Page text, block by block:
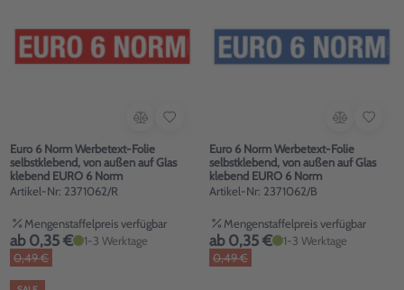
Euro 6 Norm Werbetext-Folie
selbstklebend, von außen auf Glas
klebend EURO 6 Norm
Artikel-Nr: 2371062/R
Mengenstaffelpreis verfügbar
ab 0,35 €
1-3 Werktage
0,49 €
Euro 6 Norm Werbetext-Folie
selbstklebend, von außen auf Glas
klebend EURO 6 Norm
Artikel-Nr: 2371062/B
Mengenstaffelpreis verfügbar
ab 0,35 €
1-3 Werktage
0,49 €